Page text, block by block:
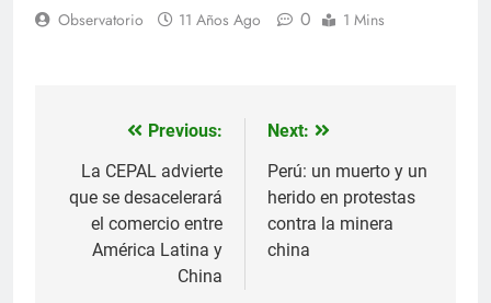
Observatorio 11 Años Ago 0 1 Mins
Navegación
de
entradas
Previous:
La CEPAL advierte
que se desacelerará
el comercio entre
América Latina y
China
Next:
Perú: un muerto y un
herido en protestas
contra la minera
china